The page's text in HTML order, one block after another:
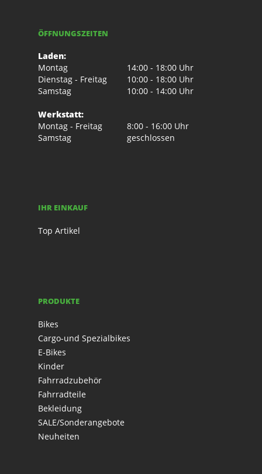
ÖFFNUNGSZEITEN
Laden:
Montag
14:00 - 18:00 Uhr
Dienstag - Freitag
10:00 - 18:00 Uhr
Samstag
10:00 - 14:00 Uhr
Werkstatt:
Montag - Freitag
8:00 - 16:00 Uhr
Samstag
geschlossen
IHR EINKAUF
Top Artikel
PRODUKTE
Bikes
Cargo-und Spezialbikes
E-Bikes
Kinder
Fahrradzubehör
Fahrradteile
Bekleidung
SALE/Sonderangebote
Neuheiten